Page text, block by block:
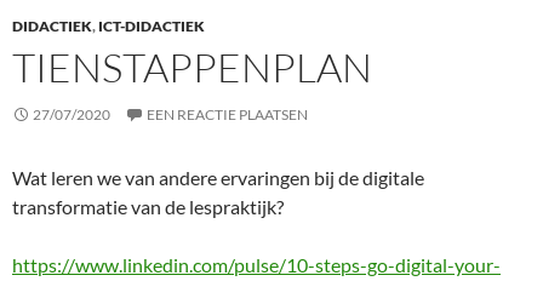
DIDACTIEK, ICT-DIDACTIEK
TIENSTAPPENPLAN
27/07/2020 EEN REACTIE PLAATSEN
Wat leren we van andere ervaringen bij de digitale
transformatie van de lespraktijk?
https://www.linkedin.com/pulse/10-steps-go-digital-your-